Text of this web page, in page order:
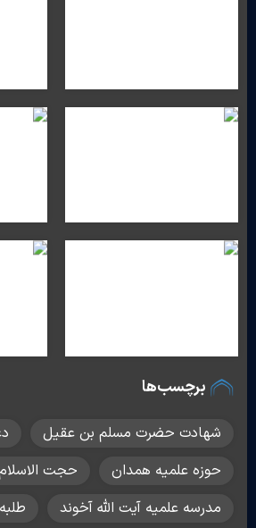
برچسب‌ها
شهادت حضرت مسلم بن عقیل
حوزه علمیه همدان
حجت
مدرسه علمیه آیت الله آخوند